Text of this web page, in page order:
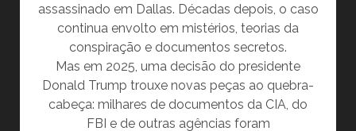
assassinado em Dallas. Décadas depois, o caso
continua envolto em mistérios, teorias da
conspiração e documentos secretos.
Mas em 2025, uma decisão do presidente
Donald Trump trouxe novas peças ao quebra-
cabeça: milhares de documentos da CIA, do
FBI e de outras agências foram